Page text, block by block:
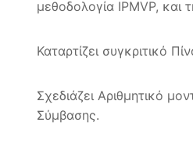
μεθοδολογία IPMVP,
Καταρτίζει συγκριτικό
Σχεδιάζει Αριθμητικό
Σύμβασης.